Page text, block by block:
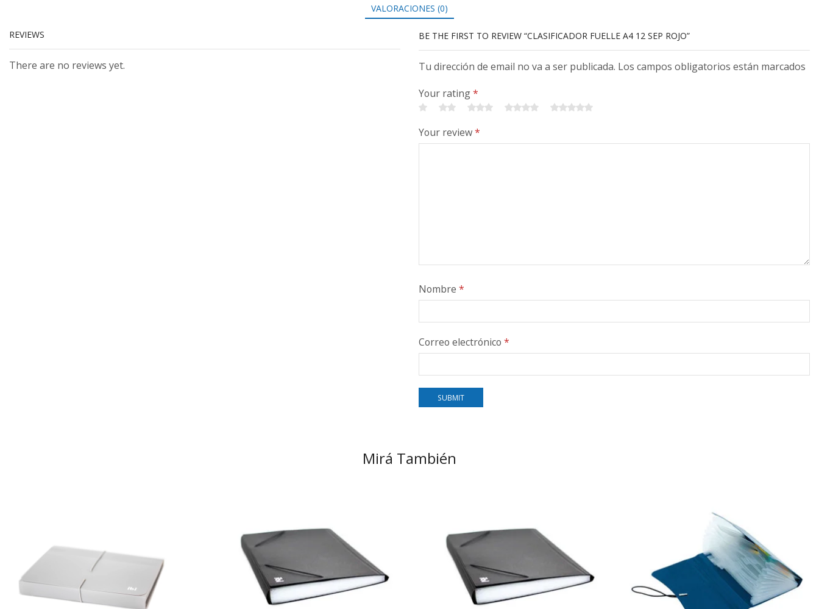
VALORACIONES (0)
REVIEWS
There are no reviews yet.
BE THE FIRST TO REVIEW “CLASIFICADOR FUELLE A4 12 SEP ROJO”
Tu dirección de email no va a ser publicada. Los campos obligatorios están marcados
Your rating*
Your review*
Nombre *
Correo electrónico *
Mirá También